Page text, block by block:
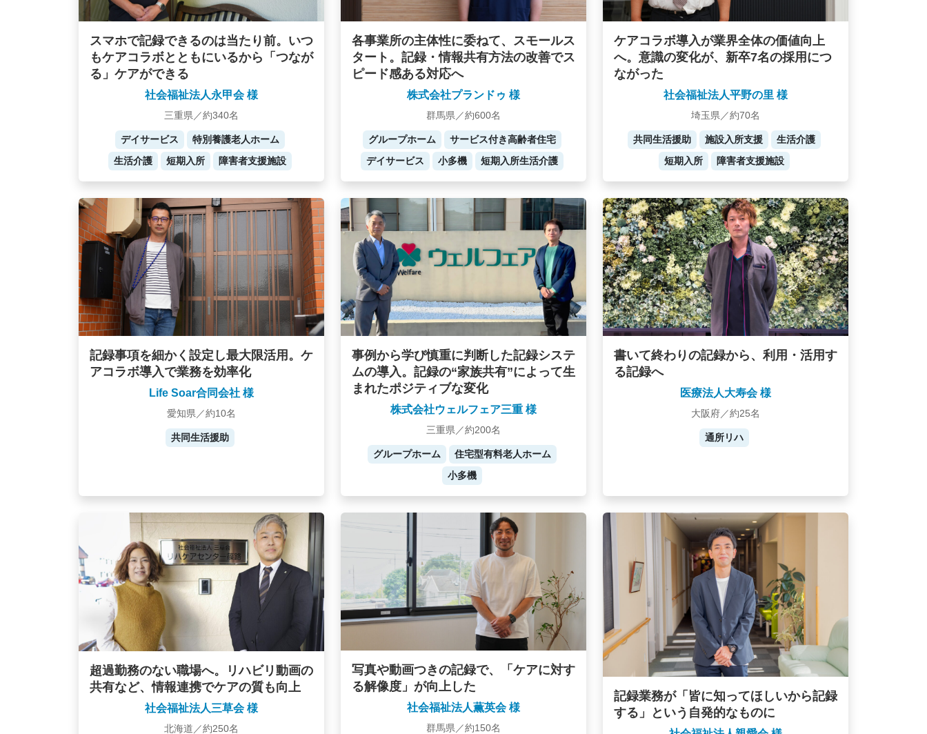
スマホで記録できるのは当たり前。いつ
もケアコラボとともにいるから「つなが
る」ケアができる
社会福祉法人永甲会 様
三重県／約340名
デイサービス
特別養護老人ホーム
生活介護
短期入所 障害者支援施設
各事業所の主体性に委ねて、スモールス
タート。記録・情報共有方法の改善でス
ピード感ある対応へ
株式会社プランドゥ 様
群馬県／約600名
グループホーム
サービス付き高齢者住宅
デイサービス
小多機 短期入所生活介護
ケアコラボ導入が業界全体の価値向上
へ。意識の変化が、新卒7名の採用につ
ながった
社会福祉法人平野の里 様
埼玉県／約70名
共同生活援助 施設入所支援
生活介護
短期入所
障害者支援施設
記録事項を細かく設定し最大限活用。ケ
アコラボ導入で業務を効率化
Life Soar合同会社 様
愛知県／約10名
共同生活援助
事例から学び慎重に判断した記録システ
ムの導入。記録の“家族共有”によって生
まれたポジティブな変化
株式会社ウェルフェア三重 様
三重県／約200名
グループホーム
住宅型有料老人ホーム
小多機
書いて終わりの記録から、利用・活用す
る記録へ
医療法人大寿会 様
大阪府／約25名
通所リハ
超過勤務のない職場へ。リハビリ動画の
共有など、情報連携でケアの質も向上
社会福祉法人三草会 様
北海道／約250名
写真や動画つきの記録で、「ケアに対す
る解像度」が向上した
社会福祉法人薫英会 様
群馬県／約150名
記録業務が「皆に知ってほしいから記録
する」という自発的なものに